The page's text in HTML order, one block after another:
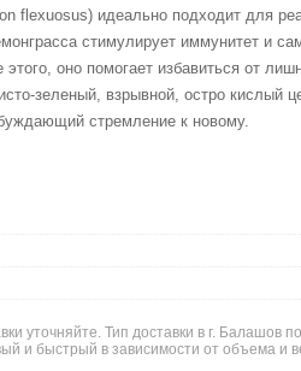
flexuosus) идеально подходит для
стимулирует иммунитет и
оно помогает избавиться от
зеленый, взрывной, остро кислый
стремление к новому.
уточняйте. Тип доставки в г. Балашов
и быстрый в зависимости от объема и